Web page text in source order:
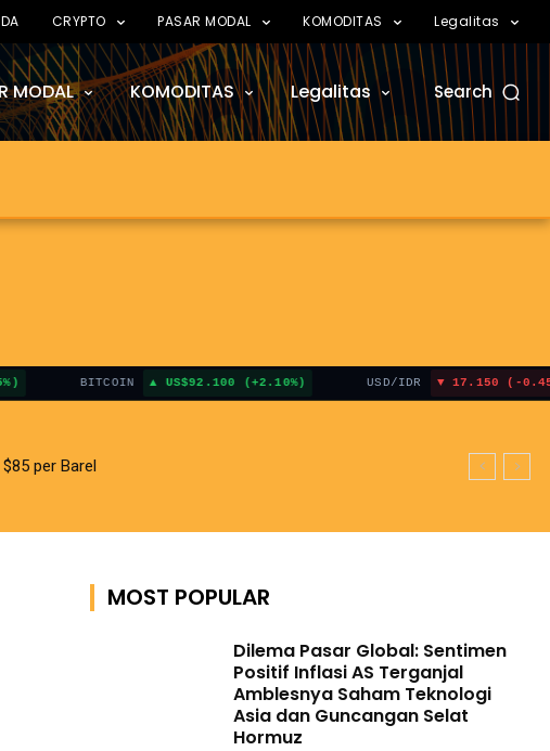
CRYPTO PASAR MODAL KOMODITAS Legalitas
MODAL KOMODITAS Legalitas Search
BITCOIN US$92.100 (+2.10%) USD/IDR 17.150 (-0.45%)
Selat Hormuz
per Barel
MOST POPULAR
Dilema Pasar Global: Sentimen
Positif Inflasi AS Terganjal
Amblesnya Saham Teknologi
Asia dan Guncangan Selat
Hormuz